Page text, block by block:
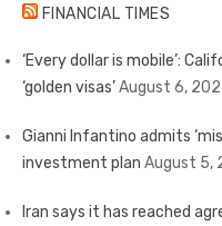
FINANCIAL TIMES
‘Every dollar is mobile’:
‘golden visas’August 6,
Gianni Infantino admits
investment plan August 5,
Iran says it has reached